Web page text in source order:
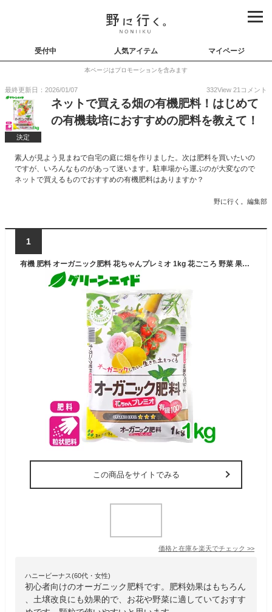
受付中 人気アイテム マイページ
本ページはプロモーションを含みます
最終更新日：2026/01/07 332View 21 コメント
決定
ネットで買える畑の有機肥料！はじめて
の有機栽培におすすめの肥料を教えて！
素人が見よう見まねで自宅の庭に畑を作りました。次は肥料を買いたいの
ですが、いろんなものがあって迷います。駐車場から運ぶのが大変なので
ネットで買えるものでおすすめの有機肥料はありますか？
野に行く。編集部
1
有機 肥料 オーガニック肥料 花ちゃんプレミオ 1kg 花ごころ 野菜 果樹 果物 園芸 ガーデニング ビギナー向け 初心者向け 応援セール
この商品をサイトでみる
価格と在庫を楽天でチェック >>
ハニービーナス(60代・女性)
初心者向けのオーガニック肥料です。肥料効果はもちろん
、土壌改良にも効果的で、お花や野菜に適していておすす